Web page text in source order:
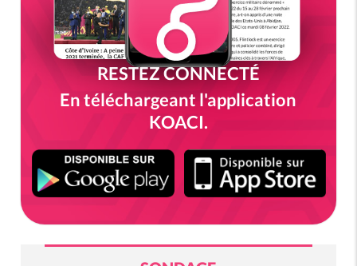
RESTEZ CONNECTÉ
En téléchargeant l'application
KOACI.